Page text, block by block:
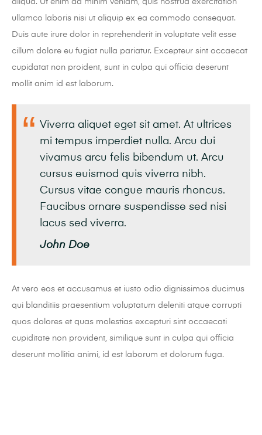
ullamco laboris nisi ut aliquip ex ea commodo consequat.
Duis aute irure dolor in reprehenderit in voluptate velit esse
cillum dolore eu fugiat nulla pariatur. Excepteur sint occaecat
cupidatat non proident, sunt in culpa qui officia deserunt
mollit anim id est laborum.
Viverra aliquet eget sit amet. At ultrices
mi tempus imperdiet nulla. Arcu dui
vivamus arcu felis bibendum ut. Arcu
cursus euismod quis viverra nibh.
Cursus vitae congue mauris rhoncus.
Faucibus ornare suspendisse sed nisi
lacus sed viverra.
John Doe
At vero eos et accusamus et iusto odio dignissimos ducimus
qui blanditiis praesentium voluptatum deleniti atque corrupti
quos dolores et quas molestias excepturi sint occaecati
cupiditate non provident, similique sunt in culpa qui officia
deserunt mollitia animi, id est laborum et dolorum fuga.